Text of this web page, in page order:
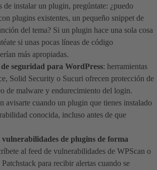
de instalar un plugin, pregúntate: ¿puedo
plugins existentes, un pequeño snippet de
del tema? Si un plugin hace una sola cosa
si unas pocas líneas de código
más apropiadas.
seguridad para WordPress: herramientas
Solid Security o Sucuri ofrecen protección de
de malware y endurecimiento del login.
avisarte cuando un plugin que tienes instalado
conocida, incluso antes de que
de plugins de forma
al feed de vulnerabilidades de WPScan o
para recibir alertas cuando se